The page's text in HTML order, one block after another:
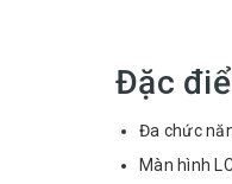
Đặc
Đa chức
Màn hình